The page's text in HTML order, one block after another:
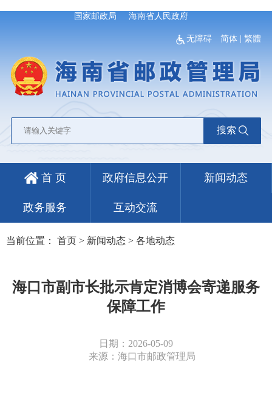
国家邮政局 海南省人民政府
无障碍 简体 |繁體
搜索
首 页 政府信息公开 新闻动态
政务服务 互动交流
当前位置： 首页 > 新闻动态 > 各地动态
海口市副市长批示肯定消博会寄递服务
保障工作
日期：2026-05-09
来源：海口市邮政管理局